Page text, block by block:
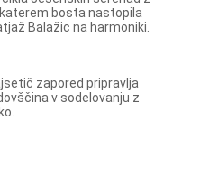
bosta nastopila
Balažic na harmoniki.
zapored pripravlja
v sodelovanju z